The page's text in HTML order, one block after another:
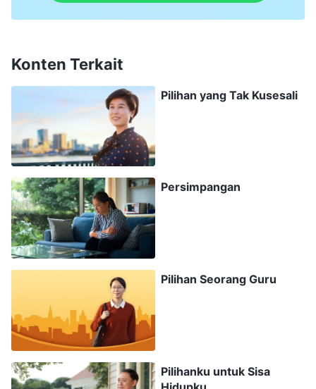
jiwa kesepian yang awalnya tidak memiliki apa
manusia, kesempatan untuk mengalami
kehidupan manusia dan perjalanan melalui
dunia manusia; jiwa ini juga memperoleh
kesempatan untuk mengalami kedaulatan Sang
Pencipta, untuk mulai mengenal keajaiban
ciptaan dari Sang Pencipta, dan terlebih dari itu,
kesempatan untuk mulai mengenal dan
menyerahkan diri pada otoritas Sang Pencipta.
Namun, sebagian besar orang tidak benar-benar
memanfaatkan kesempatan yang langka dan
cepat berlalu ini. Orang menghabiskan energi
seumur hidup untuk berjuang melawan nasib,
menghabiskan seluruh waktu mereka dengan
sibuk berusaha menafkahi keluarga dan
Konten Terkait
Pilihan yang Tak Kusesali
Persimpangan
Pilihan Seorang Guru
Pilihanku untuk Sisa